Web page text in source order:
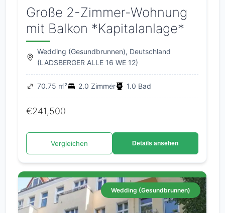
Große 2-Zimmer-Wohnung
mit Balkon *Kapitalanlage*
Wedding (Gesundbrunnen), Deutschland
(LADSBERGER ALLE 16 WE 12)
70.75 m² 2.0 Zimmer 1.0 Bad
€241,500
Vergleichen Details ansehen
Wedding (Gesundbrunnen)